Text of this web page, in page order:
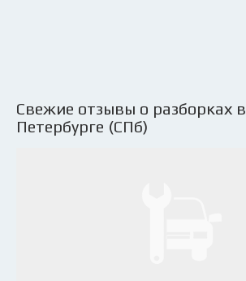
Свежие отзывы о разборках
Петербурге (СПб)